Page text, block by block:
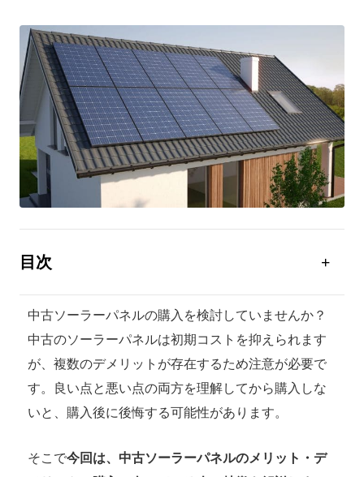
目次
中古のソーラーパネルを使用する3つのメリット
中古のソーラーパネルを使用する3つのデメリット
結局、ソーラーパネルは中古と新品どちらがおすす
め？
EcoFlowが販売する高機能ソーラーパネル4選
中古ソーラーパネルの購入を検討していませんか？
中古のソーラーパネルは初期コストを抑えられます
が、複数のデメリットが存在するため注意が必要で
す。良い点と悪い点の両方を理解してから購入しな
いと、購入後に後悔する可能性があります。
そこで今回は、中古ソーラーパネルのメリット・デ